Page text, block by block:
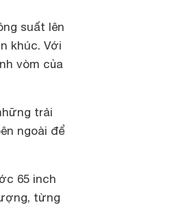
suất lên
khúc. Với
vòm của
trải
ngoài để
65 inch
từng